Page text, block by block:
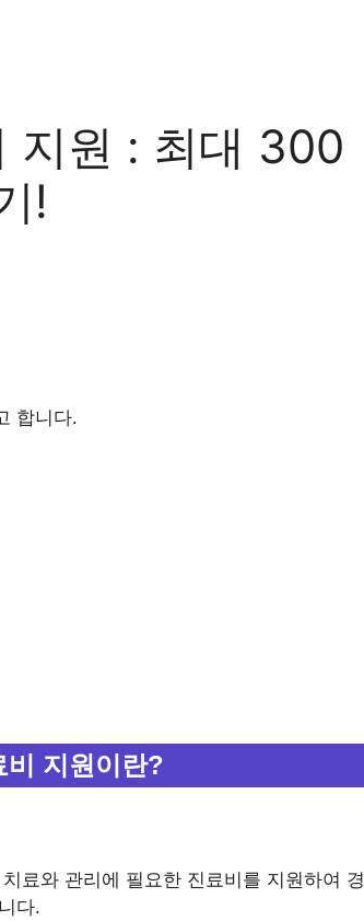
지원 : 최대 300
!
합니다.
비 지원이란?
료와 관리에 필요한 진료비를 지원하여 경
다.